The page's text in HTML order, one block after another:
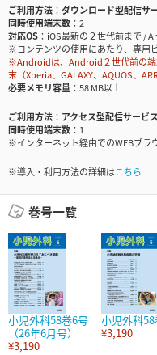
ご利用方法
ダウンロード型配信サ
同時使用端末数
2
対応OS
iOS最新の２世代前まで /
※コンテンツの使用にあたり、専用
※Androidは、Android２世代前の端
末（Xperia、GALAXY、AQUOS、
必要メモリ容量
58 MB以上
ご利用方法
アクセス型配信サービ
同時使用端末数
1
※インターネット経由でのWEBブラ
※導入・利用方法の詳細はこちら
巻号一覧
小児外科58巻6号
（26年6月号）
¥3,190
小児外科
¥3,190